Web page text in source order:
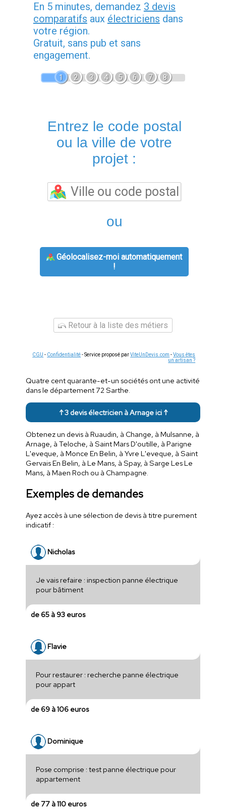
En 5 minutes, demandez 3 devis
comparatifs aux électriciens dans
votre région.
Gratuit, sans pub et sans
engagement.
1 2 3 4 5 6 7 8
Entrez le code postal
ou la ville de votre
projet :
ou
Géolocalisez-moi automatiquement
!
Retour à la liste des métiers
CGU - Confidentialité- Service proposé parViteUnDevis.com -Vous êtes
un artisan ?
Quatre cent quarante-et-un sociétés ont une activité
dans le département 72 Sarthe.
↑ 3 devis électricien à Arnage ici ↑
Obtenez un devis à Ruaudin, à Change, à Mulsanne, à
Arnage, à Teloche, à Saint Mars D'outille, à Parigne
L'eveque, à Monce En Belin, à Yvre L'eveque, à Saint
Gervais En Belin, à Le Mans, à Spay, à Sarge Les Le
Mans, à Maen Roch ou à Champagne.
Exemples de demandes
Ayez accès à une sélection de devis à titre purement
indicatif :
Nicholas
Je vais refaire : inspection panne électrique
pour bâtiment
de 65 à 93 euros
Flavie
Pour restaurer : recherche panne électrique
pour appart
de 69 à 106 euros
Dominique
Pose comprise : test panne électrique pour
appartement
de 77 à 110 euros